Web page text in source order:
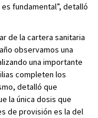
fundamental”, detalló
de la cartera sanitaria
observamos una
una importante
completen los
detalló que
la única dosis que
de provisión es la del